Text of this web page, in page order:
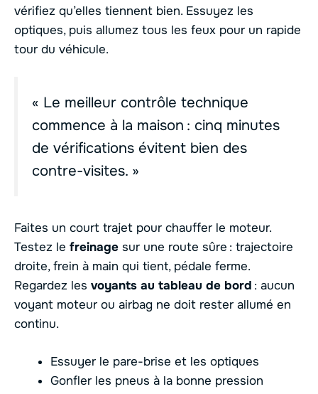
vérifiez qu’elles tiennent bien. Essuyez les
optiques, puis allumez tous les feux pour un rapide
tour du véhicule.
« Le meilleur contrôle technique
commence à la maison : cinq minutes
de vérifications évitent bien des
contre-visites. »
Faites un court trajet pour chauffer le moteur.
Testez le freinage sur une route sûre : trajectoire
droite, frein à main qui tient, pédale ferme.
Regardez les voyants au tableau de bord : aucun
voyant moteur ou airbag ne doit rester allumé en
continu.
Essuyer le pare-brise et les optiques
Gonfler les pneus à la bonne pression